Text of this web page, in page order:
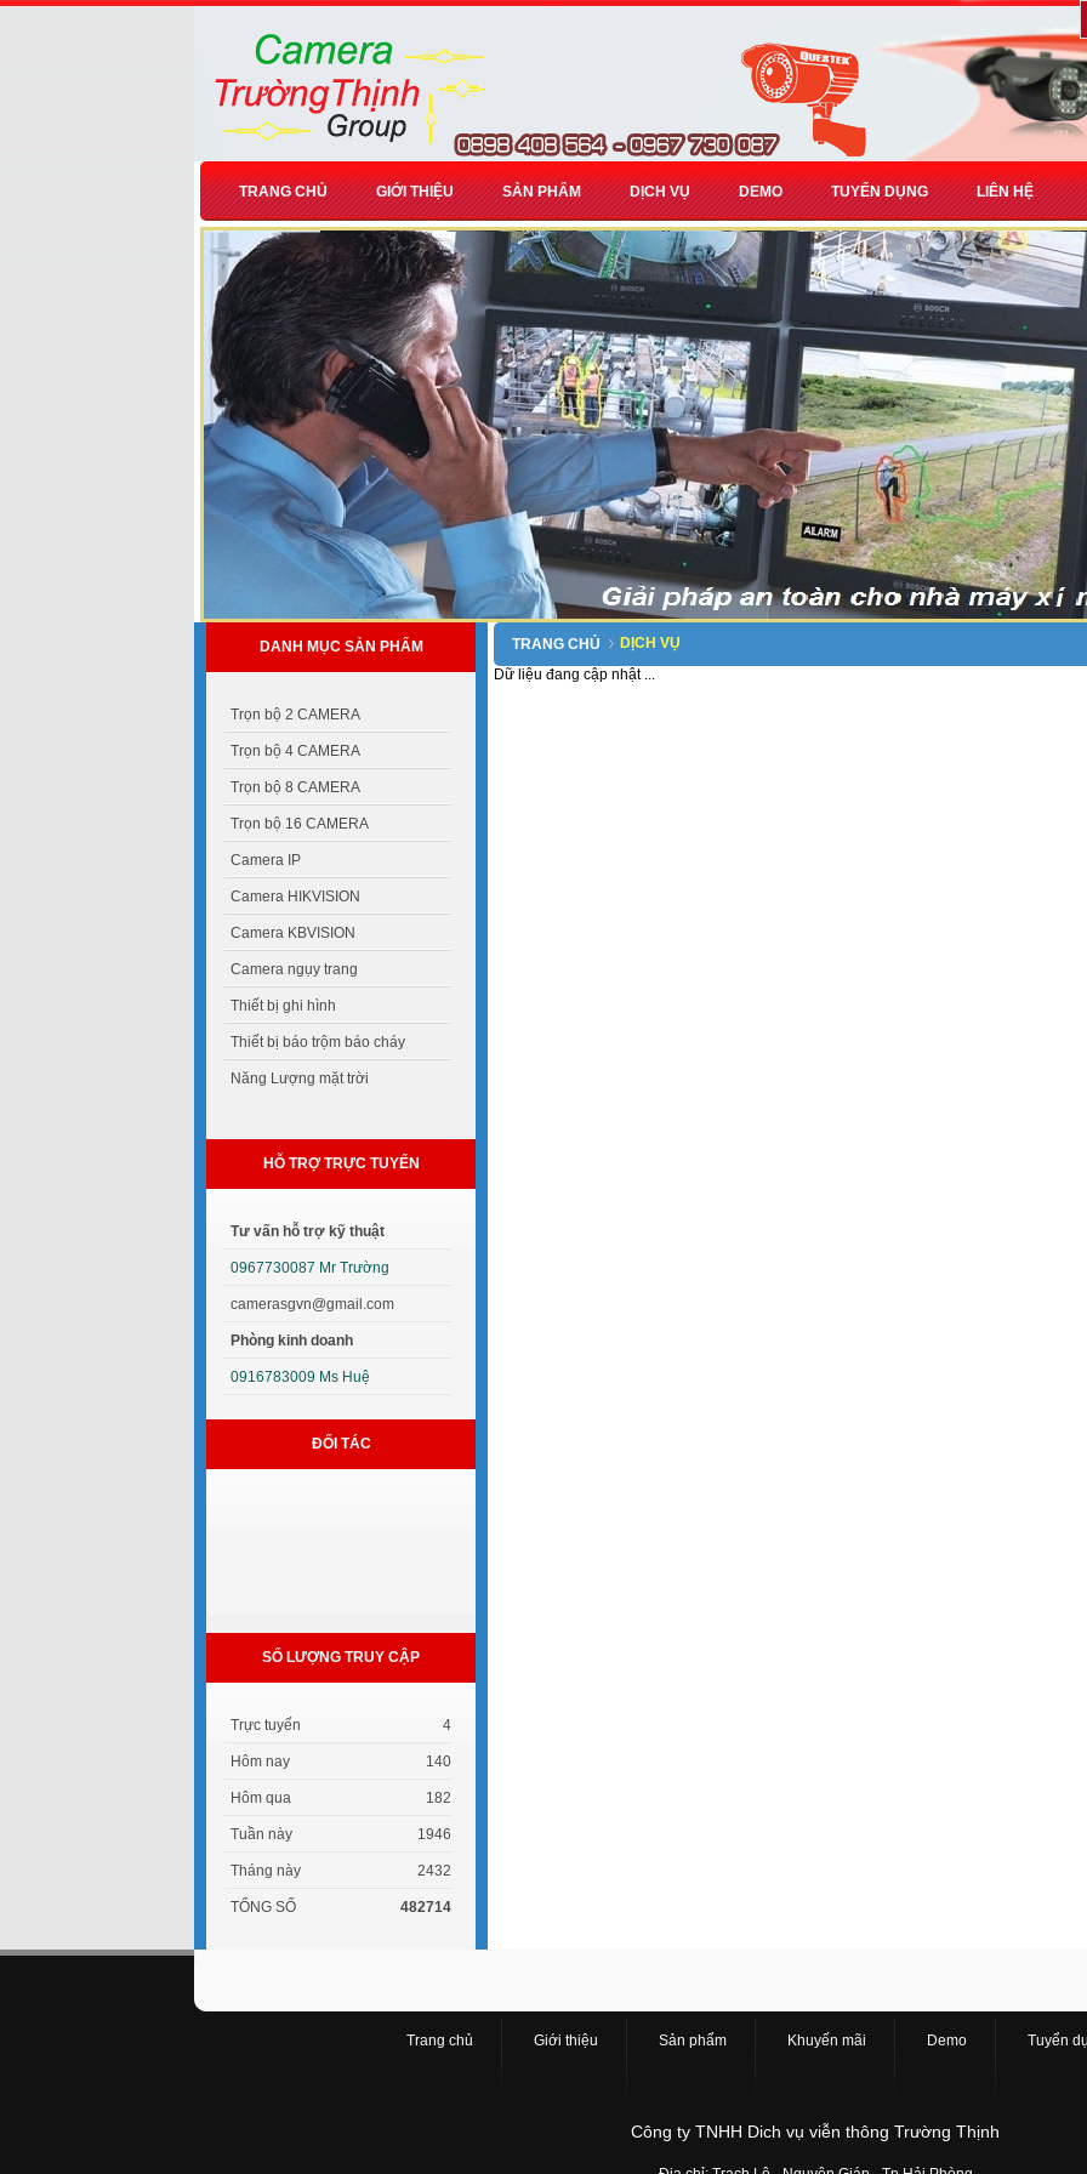
TRANG CHỦ GIỚI THIỆU SẢN PHẨM DỊCH VỤ DEMO TUYỂN DỤNG LIÊN HỆ
TRANG CHỦ
DỊCH VỤ
Dữ liệu đang cập nhật ...
DANH MỤC SẢN PHẨM
Trọn bộ 2 CAMERA
Trọn bộ 4 CAMERA
Trọn bộ 8 CAMERA
Trọn bộ 16 CAMERA
Camera IP
Camera HIKVISION
Camera KBVISION
Camera ngụy trang
Thiết bị ghi hình
Thiết bị báo trộm báo cháy
Năng Lượng mặt trời
HỖ TRỢ TRỰC TUYẾN
Tư vấn hỗ trợ kỹ thuật
0967730087 Mr Trường
camerasgvn@gmail.com
Phòng kinh doanh
0916783009 Ms Huệ
ĐỐI TÁC
SỐ LƯỢNG TRUY CẬP
Trực tuyến 4
Hôm nay 140
Hôm qua 182
Tuần này 1946
Tháng này 2432
TỔNG SỐ 482714
Trang chủ Giới thiệu Sản phẩm Khuyến mãi Demo Tuyển
Công ty TNHH Dich vụ viễn thông Trường Thịnh